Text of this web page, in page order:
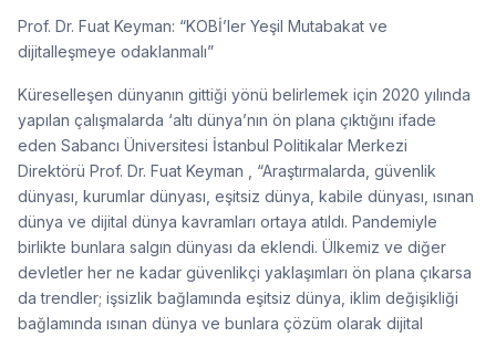
Prof. Dr. Fuat Keyman: “KOBİ’ler Yeşil Mutabakat ve
dijitalleşmeye odaklanmalı”
Küreselleşen dünyanın gittiği yönü belirlemek için 2020 yılında
yapılan çalışmalarda ‘altı dünya’nın ön plana çıktığını ifade
eden Sabancı Üniversitesi İstanbul Politikalar Merkezi
Direktörü Prof. Dr. Fuat Keyman , “Araştırmalarda, güvenlik
dünyası, kurumlar dünyası, eşitsiz dünya, kabile dünyası, ısınan
dünya ve dijital dünya kavramları ortaya atıldı. Pandemiyle
birlikte bunlara salgın dünyası da eklendi. Ülkemiz ve diğer
devletler her ne kadar güvenlikçi yaklaşımları ön plana çıkarsa
da trendler; işsizlik bağlamında eşitsiz dünya, iklim değişikliği
bağlamında ısınan dünya ve bunlara çözüm olarak dijital